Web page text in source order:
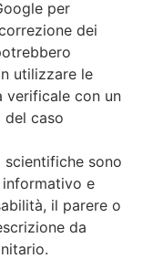
per
dei
utilizzare le
verificale con un
del caso
sono
e
il parere o
da